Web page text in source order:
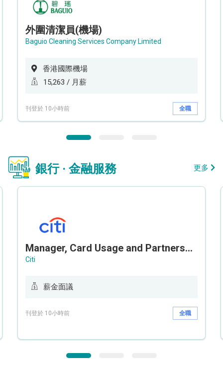
外圍清潔員(機場)
Baguio Cleaning Services Company Limited
香港國際機場
15,263 / 月薪
刊登於 10小時前 全職
銀行 · 金融服務 更多
Manager, Card Usage and Partnership
Citi
薪金面議
刊登於 10小時前 全職